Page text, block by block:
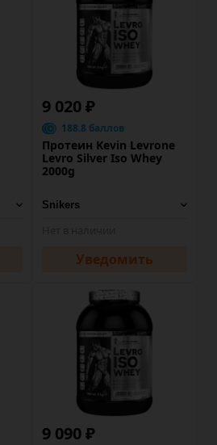
9 020 ₽
188.8 баллов
Протеин Kevin Levrone
Levro Silver Iso Whey
2000g
Уведомить
9 090 ₽